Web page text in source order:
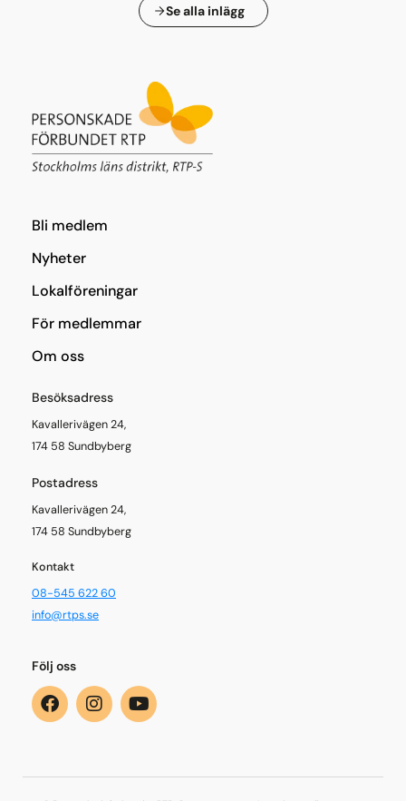
Se alla inlägg
Bli medlem
Nyheter
Lokalföreningar
För medlemmar
Om oss
Besöksadress
Kavallerivägen 24,
174 58 Sundbyberg
Postadress
Kavallerivägen 24,
174 58 Sundbyberg
Kontakt
08-545 622 60
info@rtps.se
Följ oss